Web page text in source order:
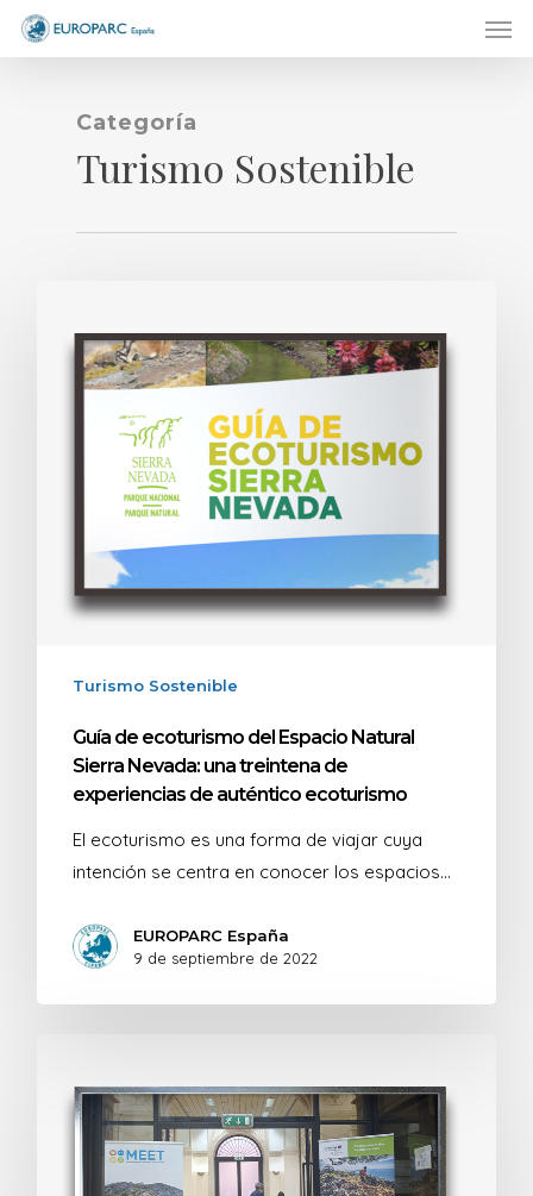
Skip
Categoría
Turismo Sostenible
Turismo Sostenible
Guía de ecoturismo del Espacio Natural
Sierra Nevada: una treintena de
experiencias de auténtico ecoturismo
El ecoturismo es una forma de viajar cuya
intención se centra en conocer los espacios…
EUROPARC España
9 de septiembre de 2022